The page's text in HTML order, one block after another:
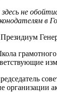
не
в
организации